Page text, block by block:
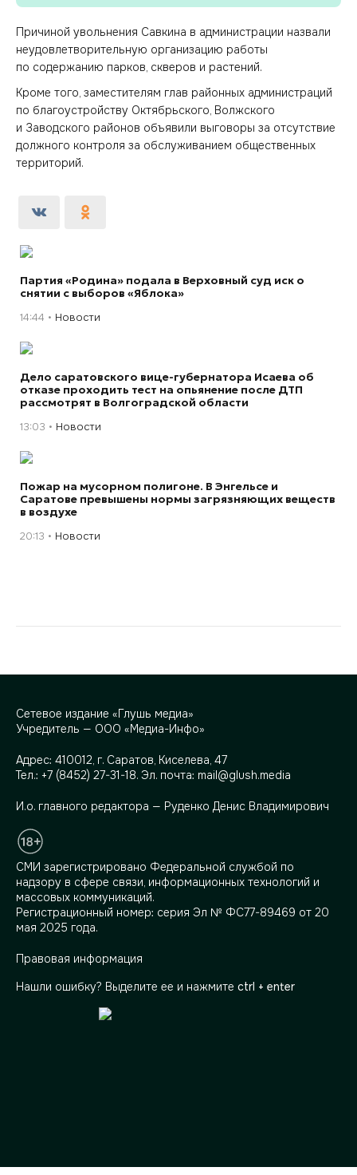
Причиной увольнения Савкина в администрации назвали
неудовлетворительную организацию работы
по содержанию парков, скверов и растений.
Кроме того, заместителям глав районных администраций
по благоустройству Октябрьского, Волжского
и Заводского районов объявили выговоры за отсутствие
должного контроля за обслуживанием общественных
территорий.
Партия «Родина» подала в Верховный суд иск о
снятии с выборов «Яблока»
14:44 Новости
Дело саратовского вице-губернатора Исаева об
отказе проходить тест на опьянение после ДТП
рассмотрят в Волгоградской области
13:03 Новости
Пожар на мусорном полигоне. В Энгельсе и
Саратове превышены нормы загрязняющих веществ
в воздухе
20:13 Новости
Сетевое издание «Глушь медиа»
Учредитель — ООО «Медиа-Инфо»
Адрес: 410012, г. Саратов, Киселева, 47
Тел.: +7 (8452) 27-31-18. Эл. почта: mail@glush.media
И.о. главного редактора — Руденко Денис Владимирович
СМИ зарегистрировано Федеральной службой по
надзору в сфере связи, информационных технологий и
массовых коммуникаций.
Регистрационный номер: серия Эл № ФС77-89469 от 20
мая 2025 года.
Правовая информация
Нашли ошибку? Выделите ее и нажмите ctrl + enter